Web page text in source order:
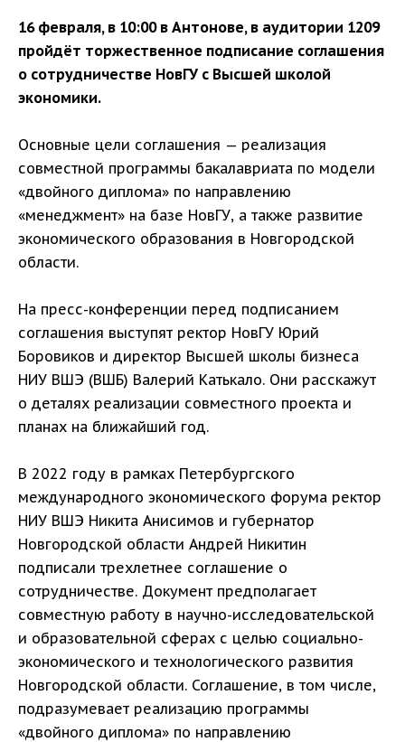
16 февраля, в 10:00 в Антонове, в аудитории 1209
пройдёт торжественное подписание соглашения
о сотрудничестве НовГУ с Высшей школой
экономики.
Основные цели соглашения — реализация
совместной программы бакалавриата по модели
«двойного диплома» по направлению
«менеджмент» на базе НовГУ, а также развитие
экономического образования в Новгородской
области.
На пресс-конференции перед подписанием
соглашения выступят ректор НовГУ Юрий
Боровиков и директор Высшей школы бизнеса
НИУ ВШЭ (ВШБ) Валерий Катькало. Они расскажут
о деталях реализации совместного проекта и
планах на ближайший год.
В 2022 году в рамках Петербургского
международного экономического форума ректор
НИУ ВШЭ Никита Анисимов и губернатор
Новгородской области Андрей Никитин
подписали трехлетнее соглашение о
сотрудничестве. Документ предполагает
совместную работу в научно-исследовательской
и образовательной сферах с целью социально-
экономического и технологического развития
Новгородской области. Соглашение, в том числе,
подразумевает реализацию программы
«двойного диплома» по направлению